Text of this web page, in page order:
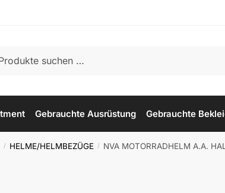
Gebrauchte Ausrüstung Gebrauchte
/ HELME/HELMBEZÜGE / NVA MOTORRADHELM A.A.